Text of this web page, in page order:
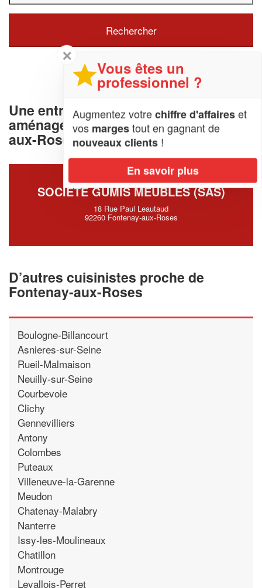
Une entreprise deconception et
aménagement de cuisine à Fontenay-
aux-Roses (92260)
SOCIÉTÉ GUMIS MEUBLES (SAS)
18 Rue Paul Leautaud
92260 Fontenay-aux-Roses
D’autres cuisinistes proche de
Fontenay-aux-Roses
Boulogne-Billancourt
Asnieres-sur-Seine
Rueil-Malmaison
Neuilly-sur-Seine
Courbevoie
Clichy
Gennevilliers
Antony
Colombes
Puteaux
Villeneuve-la-Garenne
Meudon
Chatenay-Malabry
Nanterre
Issy-les-Moulineaux
Chatillon
Montrouge
Levallois-Perret
✕
Vous êtes un
professionnel ?
Augmentez votrechiffre d'affaireset
vos margestout en gagnant de
nouveaux clients !
En savoir plus